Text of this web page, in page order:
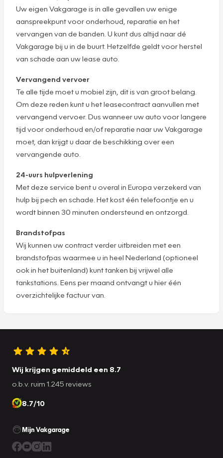
Uw eigen Vakgarage is in alle gevallen uw enige
aanspreekpunt voor onderhoud, reparatie en het
vervangen van de banden. U kunt dus altijd naar dé
Vakgarage bij u in de buurt. Hetzelfde geldt voor herstel
van schade aan uw lease auto.
Vervangend vervoer
Te alle tijde moet u mobiel zijn, dit is van groot belang.
Om deze reden kunt u het leasecontract aanvullen met
vervangend vervoer. Dus wanneer uw auto voor langere
tijd voor onderhoud en/of reparatie naar uw Vakgarage
moet, dan krijgt u daar de beschikking over een
vervangende auto.
24-uurs hulpverlening
Met deze service bent u overal in Europa verzekerd van
hulp bij pech en schade. Het kost één telefoontje en u
wordt binnen 30 minuten ondersteund en ontzorgd.
Brandstofpas
Wij kunnen uw contract verder uitbreiden met een
brandstofpas waarmee u in heel Nederland (optioneel
ook in het buitenland) kunt tanken bij vrijwel alle
tankstations. Eens per maand ontvangt u hier één
overzichtelijke factuur van.
Wij krijgen gemiddeld een 8.7
o.b.v. ruim 1.245 reviews
8.7/10
Mijn Vakgarage